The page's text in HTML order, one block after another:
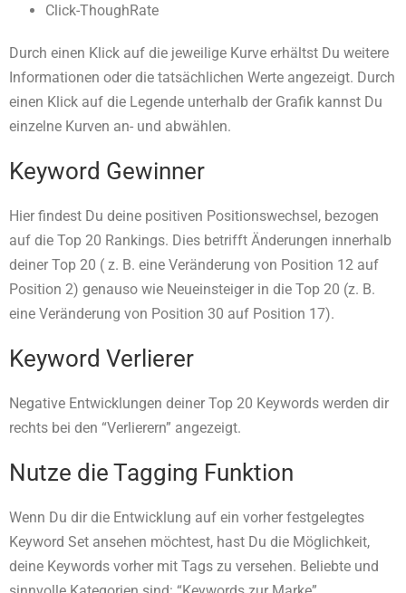
Click-ThoughRate
Durch einen Klick auf die jeweilige Kurve erhältst Du weitere
Informationen oder die tatsächlichen Werte angezeigt. Durch
einen Klick auf die Legende unterhalb der Grafik kannst Du
einzelne Kurven an- und abwählen.
Keyword Gewinner
Hier findest Du deine positiven Positionswechsel, bezogen
auf die Top 20 Rankings. Dies betrifft Änderungen innerhalb
deiner Top 20 ( z. B. eine Veränderung von Position 12 auf
Position 2) genauso wie Neueinsteiger in die Top 20 (z. B.
eine Veränderung von Position 30 auf Position 17).
Keyword Verlierer
Negative Entwicklungen deiner Top 20 Keywords werden dir
rechts bei den “Verlierern” angezeigt.
Nutze die Tagging Funktion
Wenn Du dir die Entwicklung auf ein vorher festgelegtes
Keyword Set ansehen möchtest, hast Du die Möglichkeit,
deine Keywords vorher mit Tags zu versehen. Beliebte und